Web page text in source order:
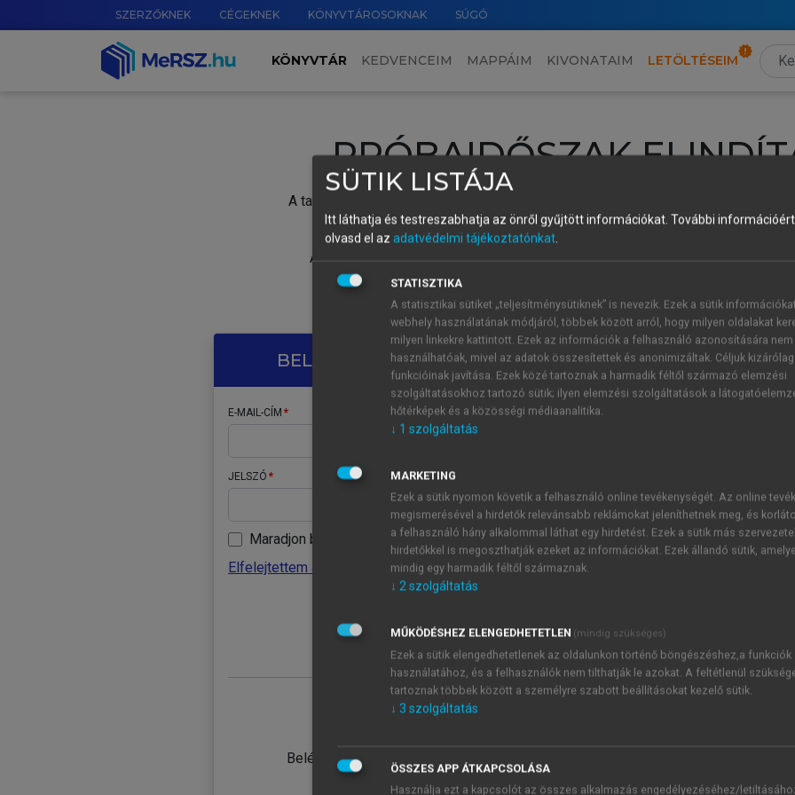
SZERZŐKNEK CÉGEKNEK KÖNYVTÁROSOKNAK SÚGÓ
KÖNYVTÁR KEDVENCEIM MAPPÁIM KIVONATAIM LETÖLTÉSEIM
PRÓBAIDŐSZAK
A tartalom megtekintéséhez lépj be a saját fiókoddal, iskolai azonosítóddal vagy
Új felhasználóként1 óra díjmentes hozzáférésrevagy
A próbaidőszak elindításához,
vagy hozz
A regisztráció után a
BELÉPÉS SAJÁT FIÓKKAL
E-MAIL-CÍM
JELSZÓ
Maradjon belépve
Elfelejtettem a jelszavamat
Belépés intézményi azonosítóval
ÚJ FIÓK
1 óra
JELSZÓ
Kérek értesítést a MeRSZ
Kérek értesítést az
SÜTIK LISTÁJA
Itt láthatja és testreszabhatja az önről gyűjtött információkat. További
olvasd el az adatvédelmi tájékoztatónkat.
STATISZTIKA
A statisztikai sütiket „teljesítménysütiknek” is nevezik. Ezek a sütik
webhely használatának módjáról, többek között arról, hogy milyen oldalakat
milyen linkekre kattintott. Ezek az információk a felhasználó azonosítására nem
használhatóak, mivel az adatok összesítettek és anonimizáltak. Céljuk
funkcióinak javítása. Ezek közé tartoznak a harmadik féltől származó elemzési
szolgáltatásokhoz tartozó sütik; ilyen elemzési szolgáltatások a
hőtérképek és a közösségi médiaanalitika.
↓ 1 szolgáltatás
MARKETING
Ezek a sütik nyomon követik a felhasználó online tevékenységét. Az online
megismerésével a hirdetők relevánsabb reklámokat jeleníthetnek meg, és
a felhasználó hány alkalommal láthat egy hirdetést. Ezek a sütik más
hirdetőkkel is megoszthatják ezeket az információkat. Ezek állandó sütik,
mindig egy harmadik féltől származnak.
↓ 2szolgáltatás
MŰKÖDÉSHEZ ELENGEDHETETLEN (mindig szükséges)
Ezek a sütik elengedhetetlenek az oldalunkon történő böngészéshez,a funkciók
használatához, és a felhasználók nem tilthatják le azokat. A feltétlenül
tartoznak többek között a személyre szabott beállításokat kezelő sütik.
↓ 3 szolgáltatás
ÖSSZES APP ÁTKAPCSOLÁSA
Használja ezt a kapcsolót az összes alkalmazás engedélyezéséhez/